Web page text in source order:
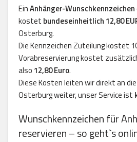
EinAnhänger-Wunschkennzeichen
kostet bundeseinheitlich 12,80
Osterburg.
Die Kennzeichen Zuteilung kostet
Vorabreservierung kostet
also 12,80 Euro.
Diese Kosten leiten wir direkt an
Osterburg weiter, unser Service ist
Wunschkennzeichen für
reservieren – so geht`s